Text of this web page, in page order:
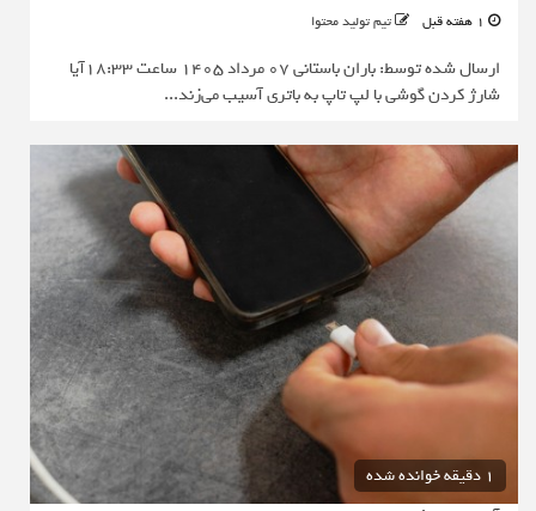
تیم تولید محتوا
ارسال شده توسط: باران باستانی 07 مرداد 1405 ساعت 18:33آیا
شارژ کردن گوشی با لپ تاپ به باتری آسیب می‌زند...
1 دقیقه خوانده شده